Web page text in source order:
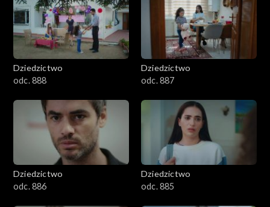
Dziedzictwo
odc. 888
Dziedzictwo
odc. 887
Dziedzictwo
odc. 886
Dziedzictwo
odc. 885